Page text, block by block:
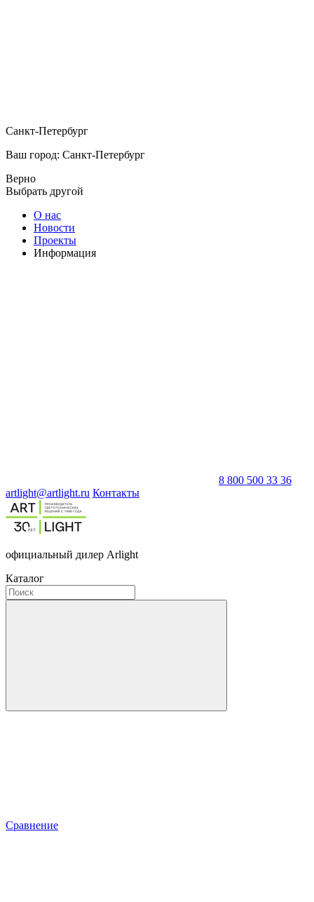
Санкт-Петербург
Ваш город: Санкт-Петербург
Верно
Выбрать другой
О нас
Новости
Проекты
Информация
8 800 500 33 36
artlight@artlight.ru Контакты
официальный дилер Arlight
Каталог
Сравнение